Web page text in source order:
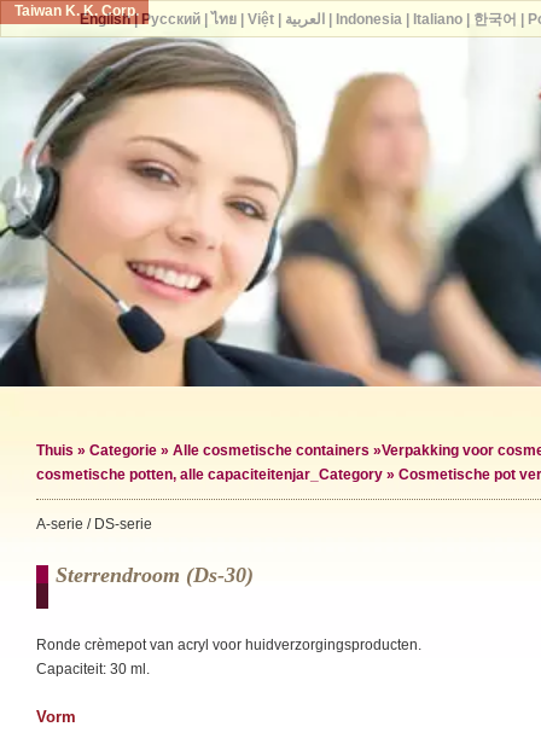
Taiwan K. K. Corp.
Thuis » Categorie » Alle cosmetische containers »Verpakking voor
cosmetische potten, alle capaciteitenjar_Category » Cosmetische pot
A-serie / DS-serie
Sterrendroom (ds-30)
Ronde crèmepot van acryl voor huidverzorgingsproducten.
Capaciteit: 30 ml.
Vorm
English| Русский| ไทย| Việt| العربية Indonesia| Italiano| 한국어